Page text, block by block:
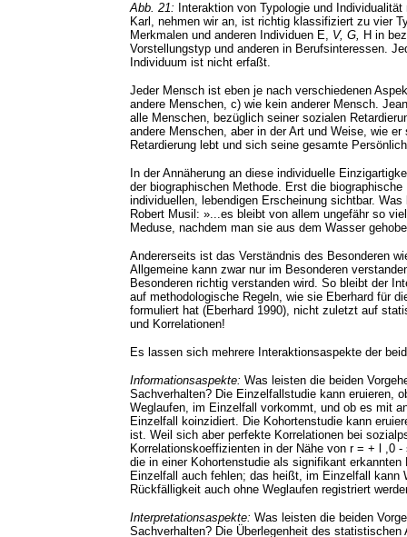
Abb. 21: Interaktion von Typologie und Individualität
Karl, nehmen wir an, ist richtig klassifiziert zu vier
Merkmalen und anderen Individuen E, V, G, H in
Vorstellungstyp und anderen in Berufsinteressen.
Individuum ist nicht erfaßt.
Jeder Mensch ist eben je nach verschiedenen
andere Menschen, c) wie kein anderer Mensch.
alle Menschen, bezüglich seiner sozialen
andere Menschen, aber in der Art und Weise, wie
Retardierung lebt und sich seine gesamte
In der Annäherung an diese individuelle
der biographischen Methode. Erst die
individuellen, lebendigen Erscheinung sichtbar.
Robert Musil: »...es bleibt von allem ungefähr so
Meduse, nachdem man sie aus dem Wasser
Andererseits ist das Verständnis des Besonderen
Allgemeine kann zwar nur im Besonderen
Besonderen richtig verstanden wird. So bleibt der
auf methodologische Regeln, wie sie Eberhard für
formuliert hat (Eberhard 1990), nicht zuletzt auf
und Korrelationen!
Es lassen sich mehrere Interaktionsaspekte der
Informationsaspekte: Was leisten die beiden
Sachverhalten? Die Einzelfallstudie kann eruieren,
Weglaufen, im Einzelfall vorkommt, und ob es mit
Einzelfall koinzidiert. Die Kohortenstudie kann
ist. Weil sich aber perfekte Korrelationen bei
Korrelationskoeffizienten in der Nähe von r = + l ,0
die in einer Kohortenstudie als signifikant
Einzelfall auch fehlen; das heißt, im Einzelfall kann
Rückfälligkeit auch ohne Weglaufen registriert
Interpretationsaspekte: Was leisten die beiden
Sachverhalten? Die Überlegenheit des